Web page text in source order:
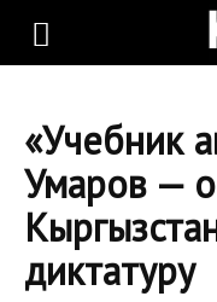
KLOOP.KG
Новости
«Учебник
Умаров —
диктатуру